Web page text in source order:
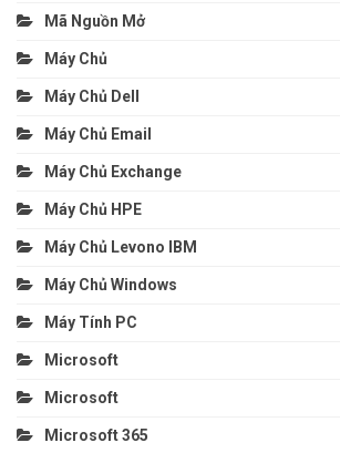
Mã Nguồn Mở
Máy Chủ
Máy Chủ Dell
Máy Chủ Email
Máy Chủ Exchange
Máy Chủ HPE
Máy Chủ Levono IBM
Máy Chủ Windows
Máy Tính PC
Microsoft
Microsoft
Microsoft 365